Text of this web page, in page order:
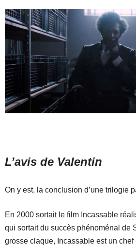
L’avis de Valentin
On y est, la conclusion d’une trilogie
En 2000 sortait le film Incassable
qui sortait du succès phénoménal de
grosse claque, Incassable est un